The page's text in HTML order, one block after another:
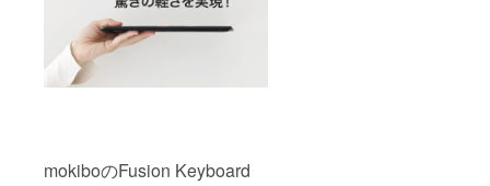
mokiboのFusion Keyboard